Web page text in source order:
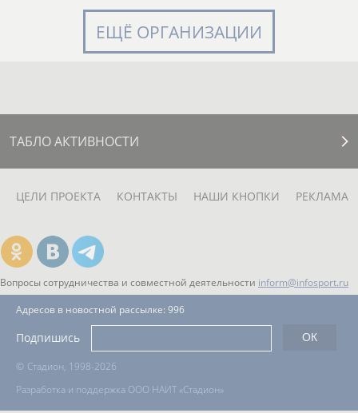
ЕЩЁ ОРГАНИЗАЦИИ
ТАБЛО АКТИВНОСТИ
ЦЕЛИ ПРОЕКТА КОНТАКТЫ НАШИ КНОПКИ РЕКЛАМА
Вопросы сотрудничества и совместной деятельности inform@infosport.ru
© Стадион, 1998-2026
Разработка и поддержка ООО НАИТ «Стадион»
Адресов в новостной рассылке: 996
Подпишись